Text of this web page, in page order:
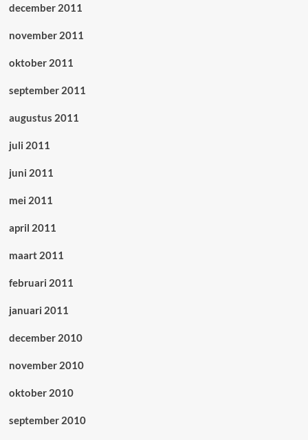
december 2011
november 2011
oktober 2011
september 2011
augustus 2011
juli 2011
juni 2011
mei 2011
april 2011
maart 2011
februari 2011
januari 2011
december 2010
november 2010
oktober 2010
september 2010